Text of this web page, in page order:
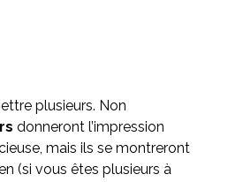
plusieurs. Non
donneront l’impression
mais ils se montreront
(si vous êtes plusieurs à